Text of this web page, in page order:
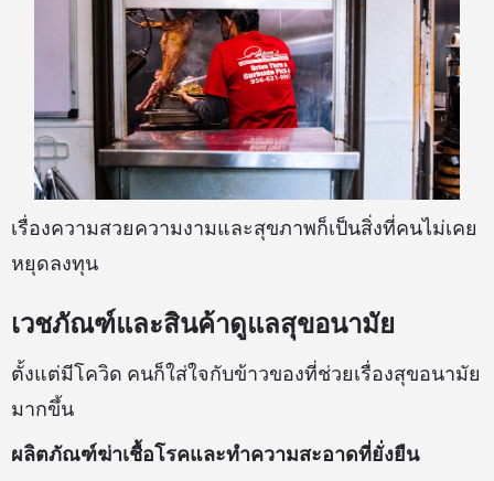
เรื่องความสวยความงามและสุขภาพก็เป็นสิ่งที่คนไม่เคย
หยุดลงทุน
เวชภัณฑ์และสินค้าดูแลสุขอนามัย
ตั้งแต่มีโควิด คนก็ใส่ใจกับข้าวของที่ช่วยเรื่องสุขอนามัย
มากขึ้น
ผลิตภัณฑ์ฆ่าเชื้อโรคและทำความสะอาดที่ยั่งยืน